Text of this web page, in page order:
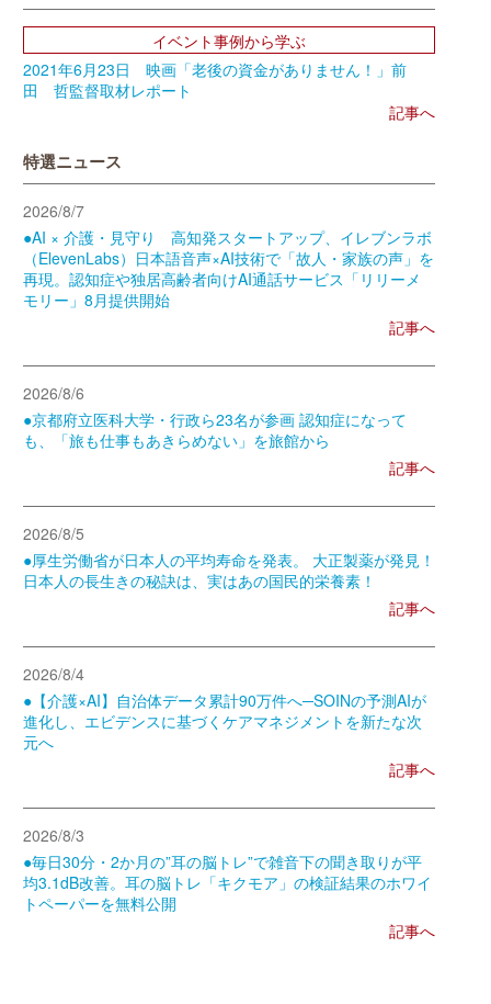
イベント事例から学ぶ
2021年6月23日 映画「老後の資金がありません！」前
田 哲監督取材レポート
記事へ
特選ニュース
2026/8/7
●AI × 介護・見守り 高知発スタートアップ、イレブンラボ
（ElevenLabs）日本語音声×AI技術で「故人・家族の声」を
再現。認知症や独居高齢者向けAI通話サービス「リリーメ
モリー」8月提供開始
記事へ
2026/8/6
●京都府立医科大学・行政ら23名が参画 認知症になって
も、「旅も仕事もあきらめない」を旅館から
記事へ
2026/8/5
●厚生労働省が日本人の平均寿命を発表。 大正製薬が発見！
日本人の長生きの秘訣は、実はあの国民的栄養素！
記事へ
2026/8/4
●【介護×AI】自治体データ累計90万件へ─SOINの予測AIが
進化し、エビデンスに基づくケアマネジメントを新たな次
元へ
記事へ
2026/8/3
●毎日30分・2か月の”耳の脳トレ”で雑音下の聞き取りが平
均3.1dB改善。耳の脳トレ「キクモア」の検証結果のホワイ
トペーパーを無料公開
記事へ